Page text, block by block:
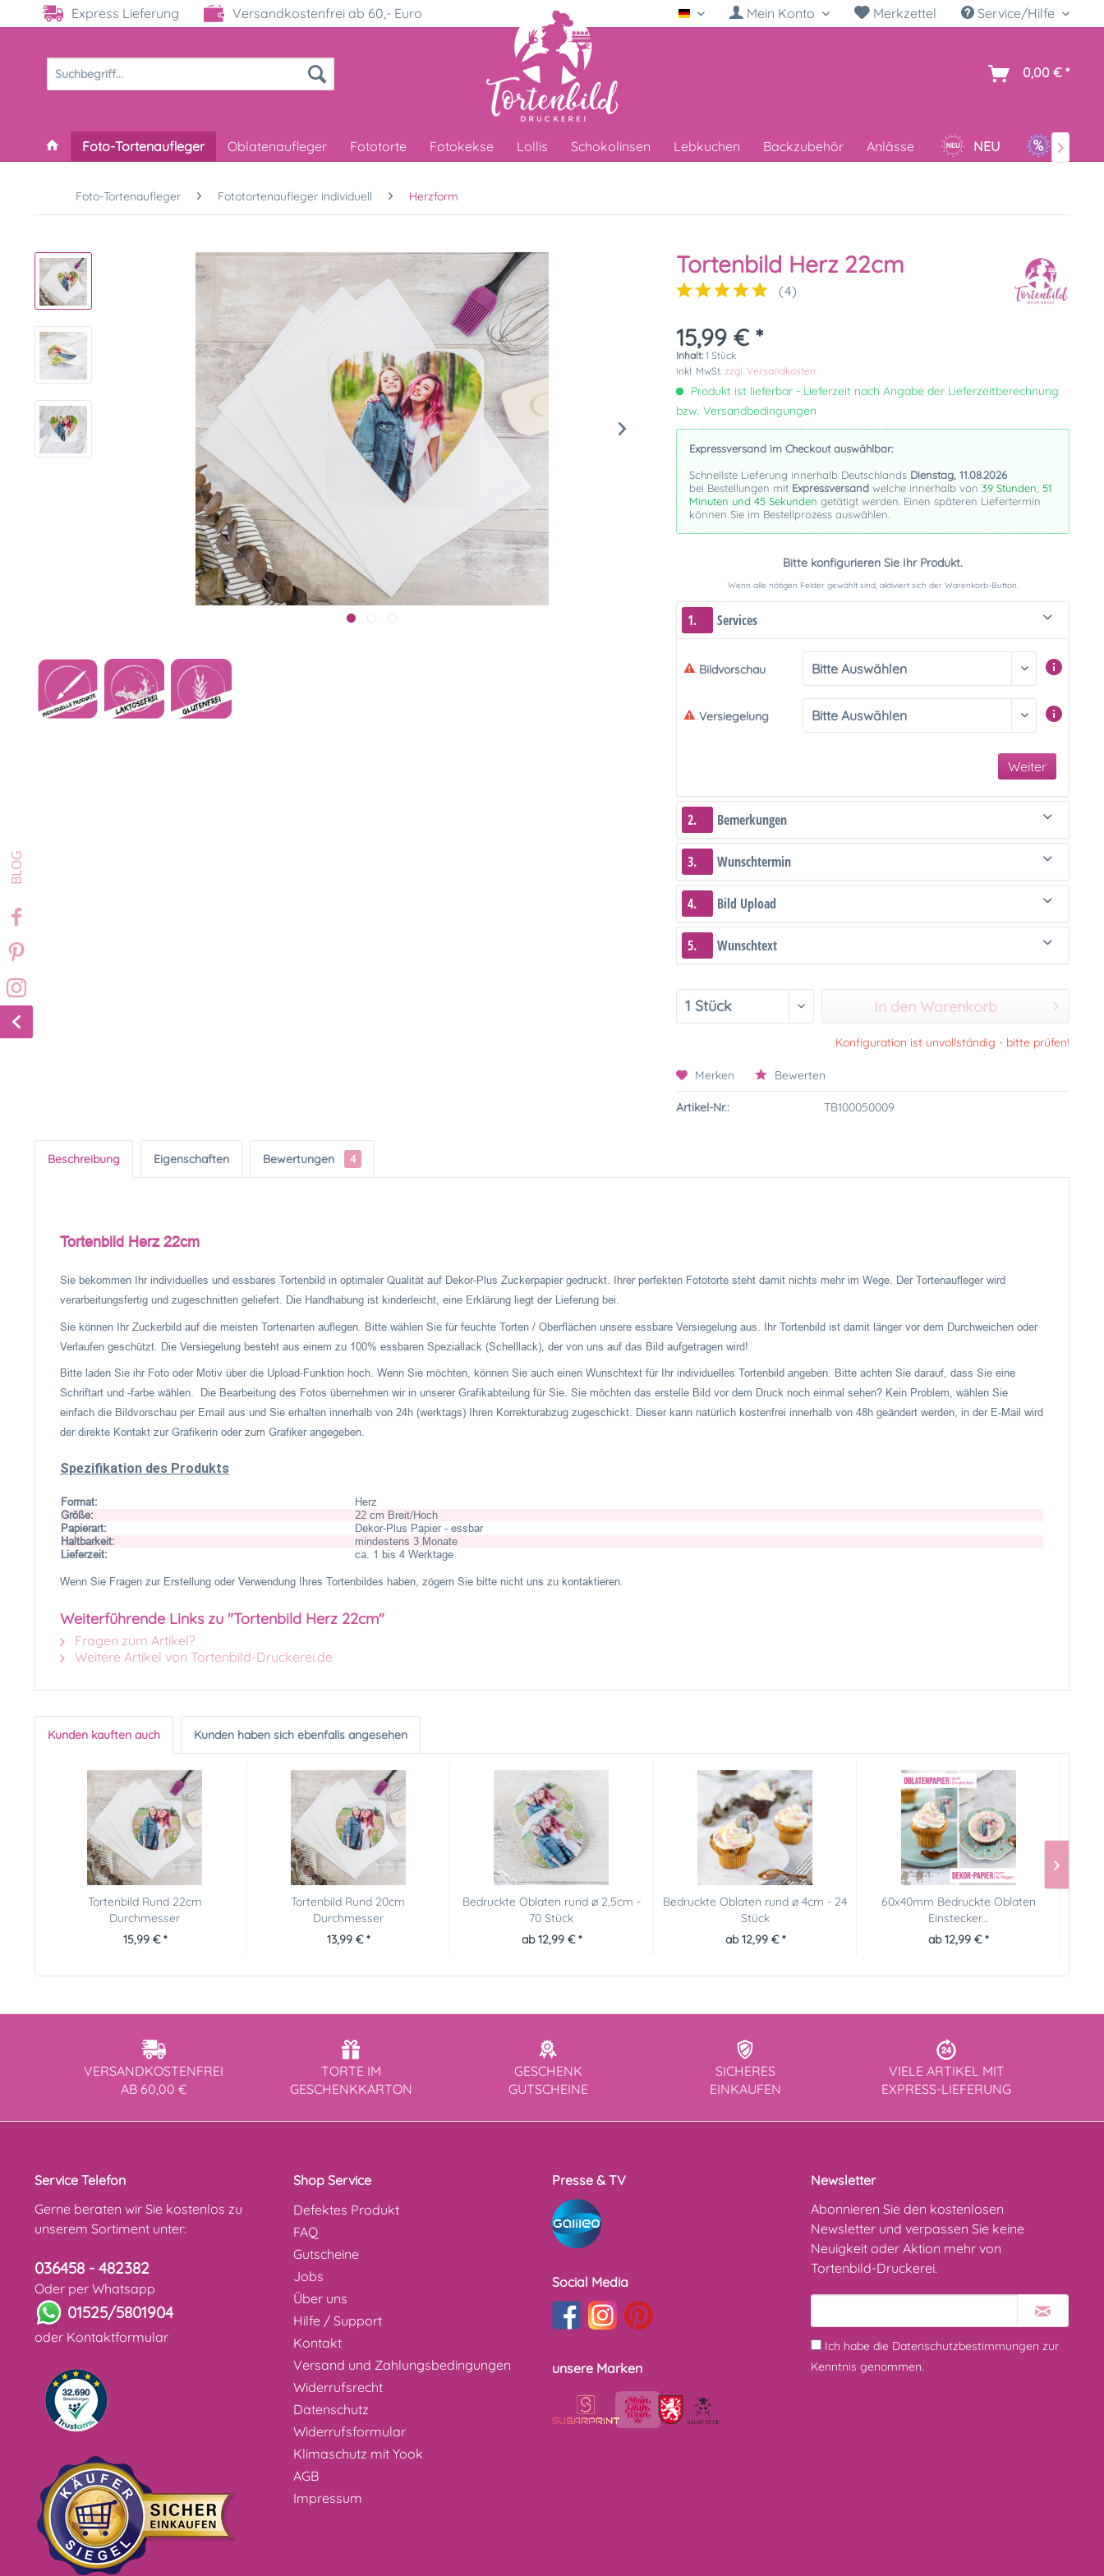
Express Lieferung Versandkostenfrei ab 60,- Euro Deutsch Mein Konto Merkzettel Service/Hilfe
0,00 € *
Foto-Tortenaufleger Oblatenaufleger Fototorte Fotokekse Lollis Schokolinsen Lebkuchen Backzubehör Anlässe NEU SALE

Foto-Tortenaufleger Fototortenaufleger individuell Herzform
Tortenbild Herz 22cm
(4)
15,99 € *
Inhalt:1 Stück
inkl. MwSt.zzgl. Versandkosten
Produkt ist lieferbar - Lieferzeit nach Angabe der Lieferzeitberechnung
bzw. Versandbedingungen
Expressversand im Checkout auswählbar:
Schnellste Lieferung innerhalb Deutschlands Dienstag, 11.08.2026
bei Bestellungen mit Expressversand welche innerhalb von39 Stunden, 51
Minuten und 44 Sekunden getätigt werden. Einen späteren Liefertermin
können Sie im Bestellprozess auswählen.
Bitte konfigurieren Sie Ihr Produkt.
Wenn alle nötigen Felder gewählt sind, aktiviert sich der Warenkorb-Button.
1. Services
Bildvorschau
Versiegelung
Weiter
2. Bemerkungen
3. Wunschtermin
4. Bild Upload
5. Wunschtext
In den Warenkorb
Konfiguration ist unvollständig - bitte prüfen!
Merken Bewerten
Artikel-Nr.: TB100050009
Beschreibung Eigenschaften Bewertungen 4
Tortenbild Herz 22cm
Sie bekommen Ihr individuelles und essbares Tortenbild in optimaler Qualität auf Dekor-Plus Zuckerpapier gedruckt. Ihrer perfekten Fototorte steht damit nichts mehr im Wege. Der Tortenaufleger wird
verarbeitungsfertig und zugeschnitten geliefert. Die Handhabung ist kinderleicht, eine Erklärung liegt der Lieferung bei.
Sie können Ihr Zuckerbild auf die meisten Tortenarten auflegen. Bitte wählen Sie für feuchte Torten / Oberflächen unsere essbare Versiegelung aus. Ihr Tortenbild ist damit länger vor dem Durchweichen oder
Verlaufen geschützt. Die Versiegelung besteht aus einem zu 100% essbaren Speziallack (Schelllack), der von uns auf das Bild aufgetragen wird!
Bitte laden Sie ihr Foto oder Motiv über die Upload-Funktion hoch. Wenn Sie möchten, können Sie auch einen Wunschtext für Ihr individuelles Tortenbild angeben. Bitte achten Sie darauf, dass Sie eine
Schriftart und -farbe wählen. Die Bearbeitung des Fotos übernehmen wir in unserer Grafikabteilung für Sie. Sie möchten das erstelle Bild vor dem Druck noch einmal sehen? Kein Problem, wählen Sie
einfach die Bildvorschau per Email aus und Sie erhalten innerhalb von 24h (werktags) Ihren Korrekturabzug zugeschickt. Dieser kann natürlich kostenfrei innerhalb von 48h geändert werden, in der E-Mail wird
der direkte Kontakt zur Grafikerin oder zum Grafiker angegeben.
Spezifikation des Produkts
Format:
Herz
Größe:
22 cm Breit/Hoch
Papierart:
Dekor-Plus Papier - essbar
Haltbarkeit:
mindestens 3 Monate
Lieferzeit:
ca. 1 bis 4 Werktage
Wenn Sie Fragen zur Erstellung oder Verwendung Ihres Tortenbildes haben, zögern Sie bitte nicht uns zu kontaktieren.
Weiterführende Links zu "Tortenbild Herz 22cm"
Fragen zum Artikel?
Weitere Artikel von Tortenbild-Druckerei.de
Kunden kauften auch Kunden haben sich ebenfalls angesehen
Tortenbild Rund 22cm
Durchmesser
15,99 € *
Tortenbild Rund 20cm
Durchmesser
13,99 € *
Bedruckte Oblaten rund ø 2,5cm -
70 Stück
ab 12,99 € *
Bedruckte Oblaten rund ø 4cm - 24
Stück
ab 12,99 € *
60x40mm Bedruckte Oblaten
Einstecker...
ab 12,99 € *
VERSANDKOSTENFREI
AB 60,00 €
TORTE IM
GESCHENKKARTON
GESCHENK
GUTSCHEINE
SICHERES
EINKAUFEN
VIELE ARTIKEL MIT
EXPRESS-LIEFERUNG
Service Telefon
Gerne beraten wir Sie kostenlos zu
unserem Sortiment unter:
036458 - 482382
Oder per Whatsapp
01525/5801904
oder Kontaktformular
Shop Service
Defektes Produkt
FAQ
Gutscheine
Jobs
Über uns
Hilfe / Support
Kontakt
Versand und Zahlungsbedingungen
Widerrufsrecht
Datenschutz
Widerrufsformular
Klimaschutz mit Yook
AGB
Impressum
Presse & TV
Social Media
unsere Marken
Newsletter
Abonnieren Sie den kostenlosen
Newsletter und verpassen Sie keine
Neuigkeit oder Aktion mehr von
Tortenbild-Druckerei.
Ich habe die Datenschutzbestimmungen zur
Kenntnis genommen.